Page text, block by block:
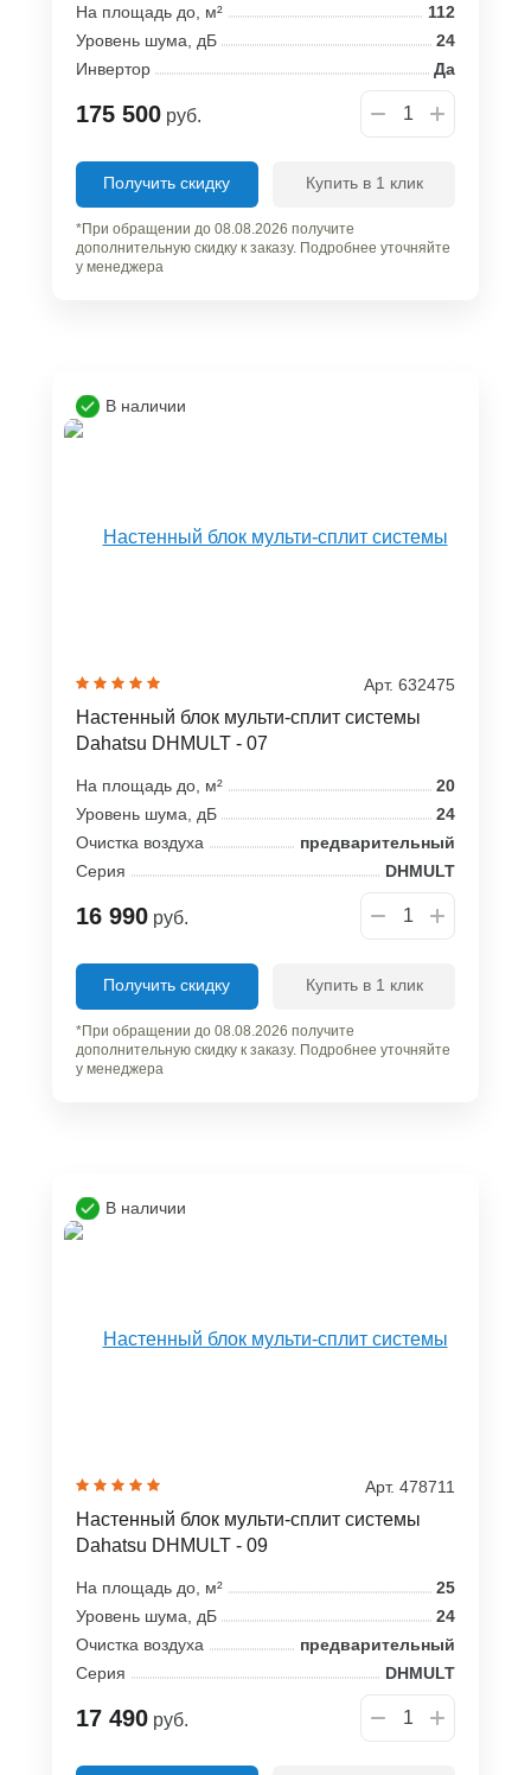
На площадь до, м²
112
Уровень шума, дБ
24
Инвертор
Да
175 500 руб.
Получить скидку Купить в 1 клик
*При обращении до 08.08.2026 получите
дополнительную скидку к заказу. Подробнее уточняйте
у менеджера
В наличии
Арт. 632475
Настенный блок мульти-сплит системы
Dahatsu DHMULT - 07
На площадь до, м²
20
Уровень шума, дБ
24
Очистка воздуха
предварительный
Серия
DHMULT
16 990 руб.
Получить скидку Купить в 1 клик
*При обращении до 08.08.2026 получите
дополнительную скидку к заказу. Подробнее уточняйте
у менеджера
В наличии
Арт. 478711
Настенный блок мульти-сплит системы
Dahatsu DHMULT - 09
На площадь до, м²
25
Уровень шума, дБ
24
Очистка воздуха
предварительный
Серия
DHMULT
17 490 руб.